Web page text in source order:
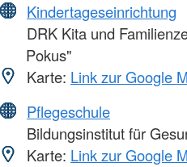
Kindertageseinrichtung
DRK Kita und
Pokus"
Karte: Link zur Google
Pflegeschule
Bildungsinstitut für
Karte: Link zur Google